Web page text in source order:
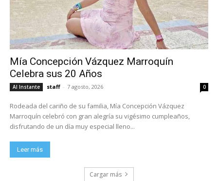
Mía Concepción Vázquez Marroquín
Celebra sus 20 Años
Al Instante staff - 7 agosto, 2026 0
Rodeada del cariño de su familia, Mía Concepción Vázquez
Marroquín celebró con gran alegría su vigésimo cumpleaños,
disfrutando de un día muy especial lleno...
Leer más
Cargar más